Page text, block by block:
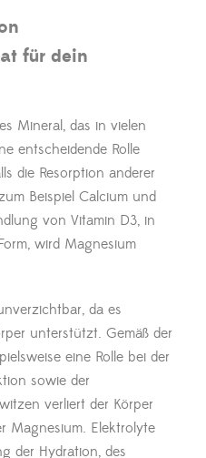
für dein
Mineral, das in vielen
entscheidende Rolle
die Resorption anderer
Beispiel Calcium und
von Vitamin D3, in
wird Magnesium
da es
unterstützt. Gemäß der
eine Rolle bei der
sowie der
verliert der Körper
Magnesium. Elektrolyte
der Hydration, des